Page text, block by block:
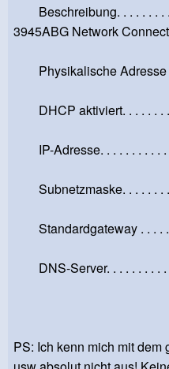
Beschreibung. . . . . . . .
3945ABG Network
Physikalische Adresse .
DHCP aktiviert. . . . . . .
IP-Adresse. . . . . . . . . . .
Subnetzmaske. . . . . . . .
Standardgateway . . . . .
DNS-Server. . . . . . . . . .
PS: Ich kenn mich mit